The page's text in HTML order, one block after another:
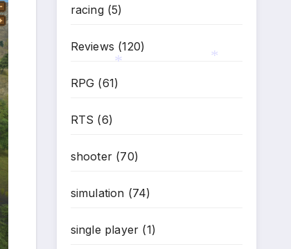
racing(5)
Reviews (120)
RPG (61)
RTS (6)
shooter(70)
simulation (74)
single player (1)